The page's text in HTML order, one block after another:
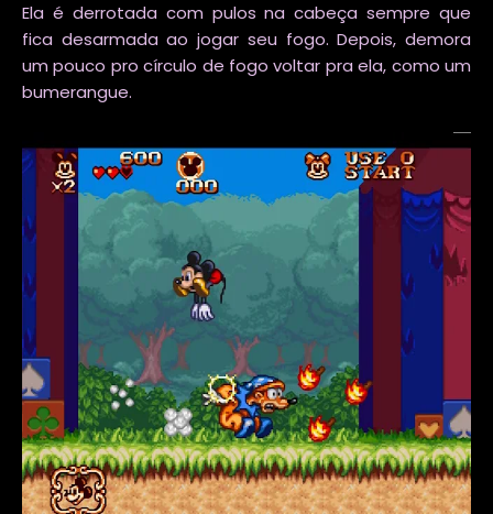
Ela é derrotada com pulos na cabeça sempre que
fica desarmada ao jogar seu fogo. Depois, demora
um pouco pro círculo de fogo voltar pra ela, como um
bumerangue.